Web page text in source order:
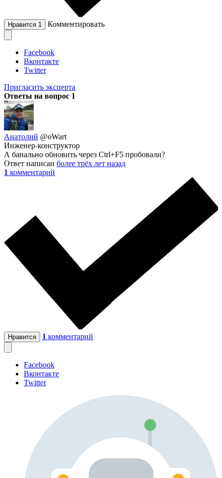
Нравится 1 Комментировать
Facebook
Вконтакте
Twitter
Пригласить эксперта
Ответы на вопрос 1
Анатолий @oWart
Инженер-конструктор
А банально обновить через Ctrl+F5 пробовали?
Ответ написан более трёх лет назад
1 комментарий
Нравится 1 комментарий
Facebook
Вконтакте
Twitter